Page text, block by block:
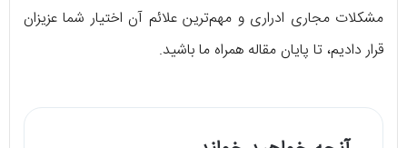
مشکلات مجاری ادراری و مهم‌ترین علائم آن اختیار شما عزیزان
قرار دادیم، تا پایان مقاله همراه ما باشید.